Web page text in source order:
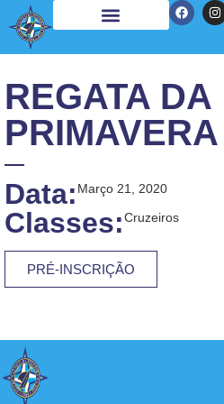
REGATA DA
Data: Março 21, 2020
Classes:Cruzeiros
PRÉ-INSCRIÇÃO